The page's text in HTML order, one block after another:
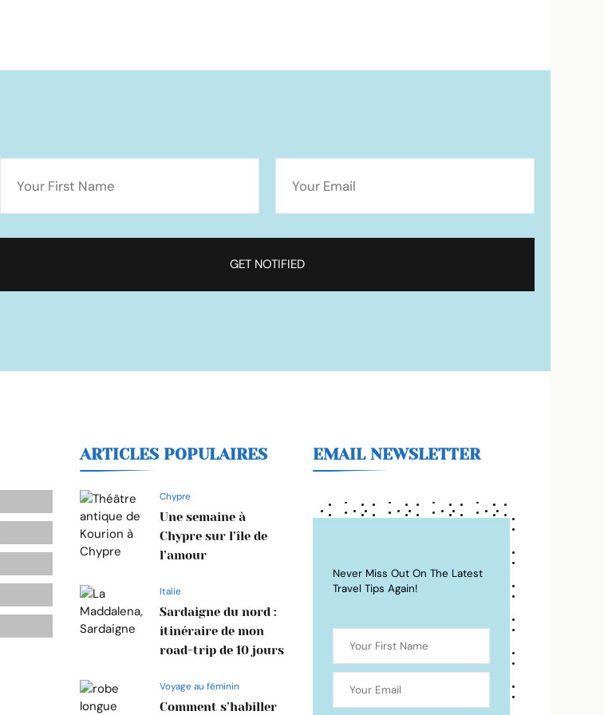
ARTICLES POPULAIRES
Chypre
Une semaine à
Chypre sur l’île de
l’amour
Italie
Sardaigne du nord :
itinéraire de mon
road-trip de 10 jours
Voyage au féminin
Comment s’habiller
EMAIL NEWSLETTER
Never Miss Out On The Latest
Travel Tips Again!